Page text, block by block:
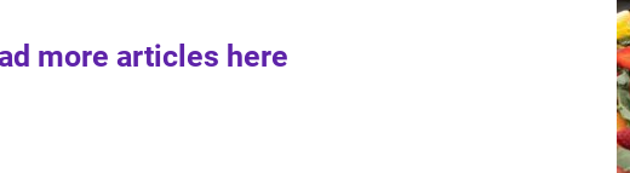
more articles here